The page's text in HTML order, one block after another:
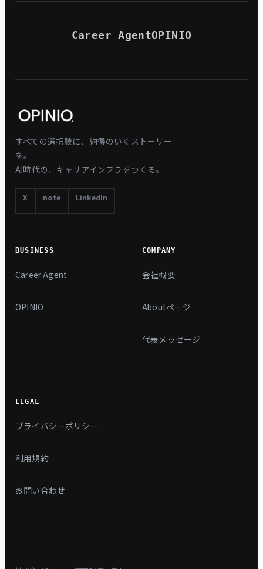
Career AgentOPINIO
すべての選択肢に、納得のいくストーリー
を。
AI時代の、キャリアインフラをつくる。
X note LinkedIn
BUSINESS
Career Agent
OPINIO
COMPANY
会社概要
Aboutページ
代表メッセージ
LEGAL
プライバシーポリシー
利用規約
お問い合わせ